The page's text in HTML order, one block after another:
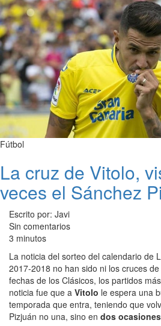
Fútbol
La cruz de Vitolo,
veces el Sánchez
Escrito por: Javi
Sin comentarios
3 minutos
La noticia del sorteo del calendario de
2017-2018 no han sido ni los cruces
fechas de los Clásicos, los partidos
noticia fue que a Vitolo le espera una
temporada que entra, teniendo que
Pizjuán no una, sino en dos ocasiones